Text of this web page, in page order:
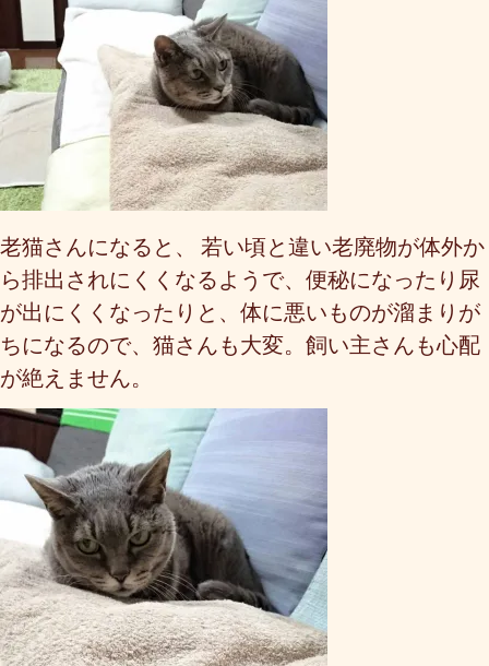
老猫さんになると、
若い頃と違い老廃物が体外か
ら排出されにくくなるようで、便秘になったり尿
が出にくくなったりと、体に悪いものが溜まりが
ちになるので、猫さんも大変。飼い主さんも心配
が絶えません。